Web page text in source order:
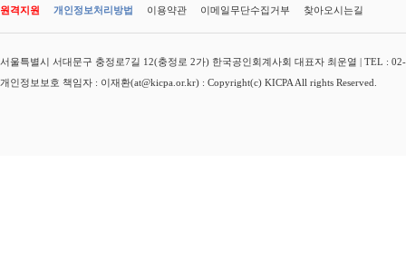
원격지원 개인정보처리방법 이용약관 이메일무단수집거부 찾아오시는길
서울특별시 서대문구 충정로7길 12(충정로 2가) 한국공인회계사회 대표자 최운열 | TEL :
개인정보보호 책임자 : 이재환(at@kicpa.or.kr) : Copyright(c) KICPA All rights Reserved.